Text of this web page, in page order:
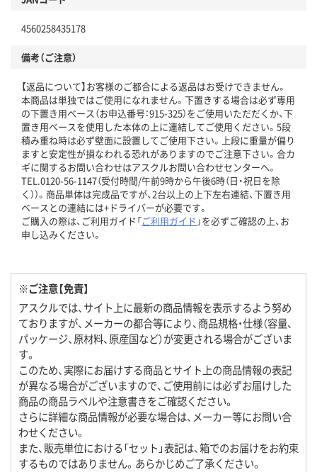
4560258435178
備考（ご注意）
【返品について】お客様のご都合による返品はお受けできません。
本商品は単独ではご使用になれません。下置きする場合は必ず専用
の下置き用ベース（お申込番号：915-325）をご使用いただだくか、下
置き用ベースを使用した本体の上に連結してご使用ください。5段
積み重ね時は必ず壁面に設置してご使用下さい。上段に重量が偏り
ますと安定性が損なわれる恐れがありますのでご注意下さい。合カ
ギに関するお問い合わせはアスクルお問い合わせセンターへ。
TEL.0120-56-1147（受付時間/午前9時から午後6時（日・祝日を除
く））。商品単体は完成品ですが、2台以上の上下左右連結、下置き用
ベースとの連結には+ドライバーが必要です。
ご購入の際は、ご利用ガイド「ご利用ガイド 」を必ずご確認の上、お
申し込みください。
※ご注意【免責】
アスクルでは、サイト上に最新の商品情報を表示するよう努め
ておりますが、メーカーの都合等により、商品規格・仕様（容量、
パッケージ、原材料、原産国など）が変更される場合がございま
す。
このため、実際にお届けする商品とサイト上の商品情報の表記
が異なる場合がございますので、ご使用前には必ずお届けした
商品の商品ラベルや注意書きをご確認ください。
さらに詳細な商品情報が必要な場合は、メーカー等にお問い合
わせください。
また、販売単位における「セット」表記は、箱でのお届けをお約束
するものではありません。あらかじめご了承ください。